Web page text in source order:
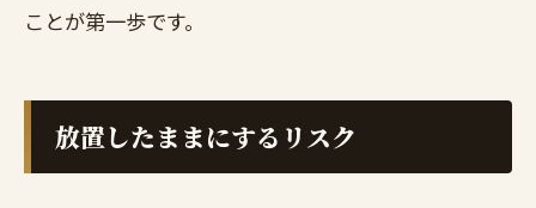
ことが第一歩です。
放置したままにするリスク